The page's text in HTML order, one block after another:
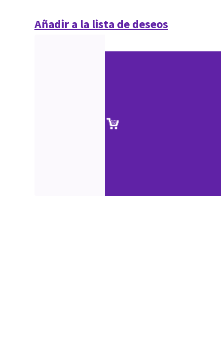
Añadir a la lista de deseos